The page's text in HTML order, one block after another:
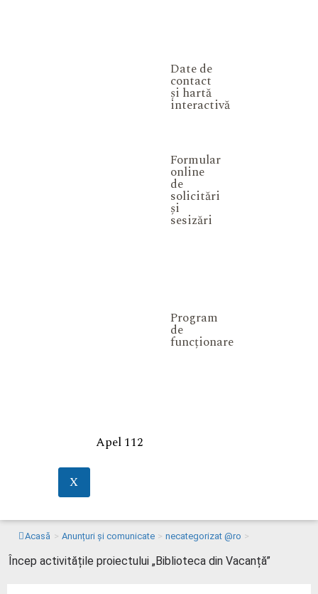
Date de
contact
și hartă
interactivă
Formular
online
de
solicitări
și
sesizări
Program
de
funcționare
Apel 112
X
Acasă > Anunțuri și comunicate > necategorizat @ro >
Încep activitățile proiectului „Biblioteca din Vacanță”